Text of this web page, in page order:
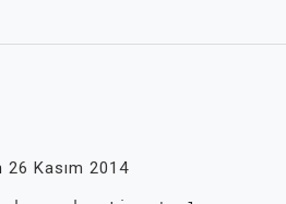
26 Kasım 2014